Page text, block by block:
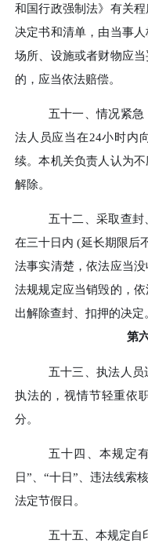
和国行政强制法》有关
决定书和清单，由当事
场所、设施或者财物应
的，应当依法赔偿。
五十一、情况紧急
法人员应当在24小时内
续。本机关负责人认为
解除。
五十二、 采取查封
在三十日内 (延长期限后
法事实清楚，依法应当
法规规定应当销毁的，
出解除查封、扣押的决定
第
五十三、 执法人员
执法的，视情节轻重依
分。
五十四、 本规定
日”、“十日”、违法线索
法定节假日。
五十五、 本规定自